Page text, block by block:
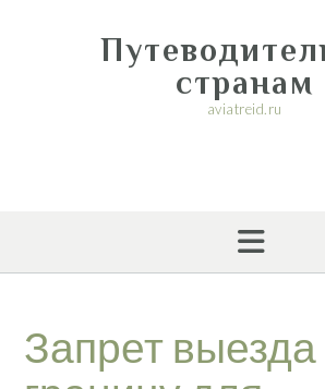
странам
aviatreid.ru
Запрет выезда